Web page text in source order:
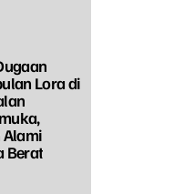
Lora di
Alami
Berat